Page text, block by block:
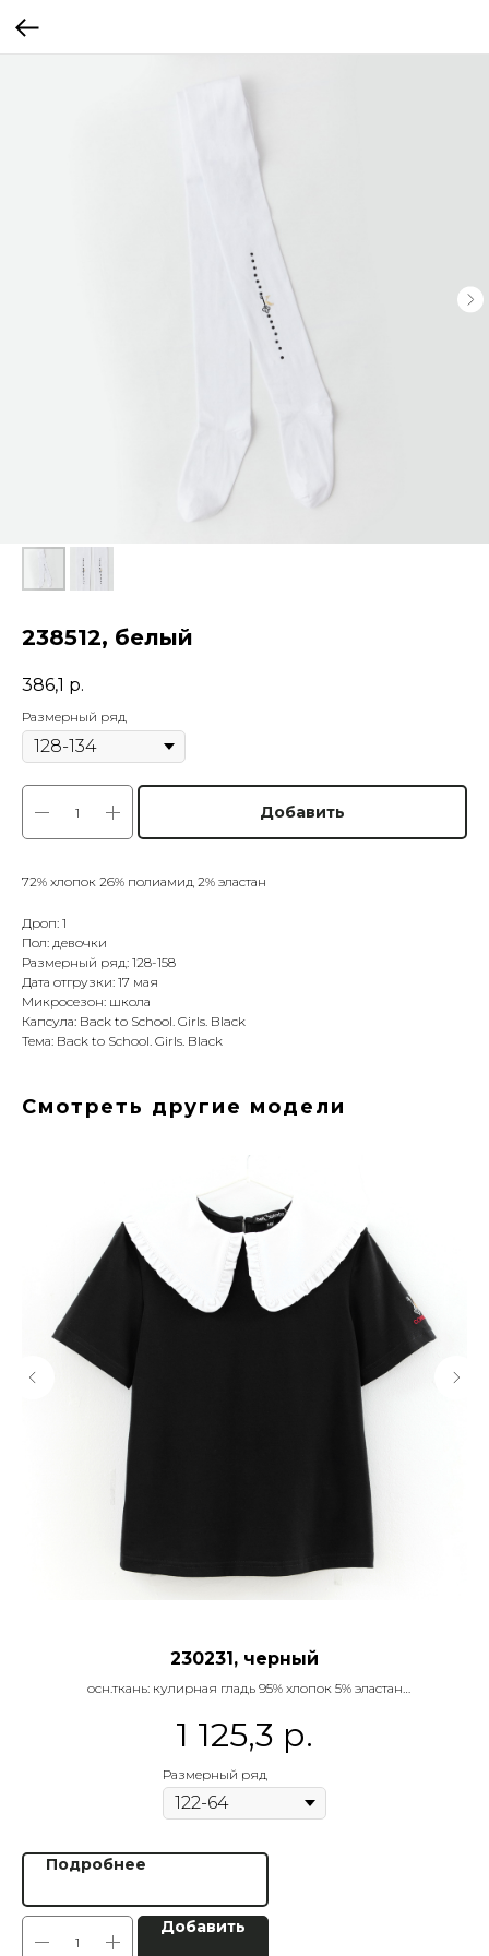
238512, белый
386,1 р.
Размерный ряд
Добавить
72% хлопок 26% полиамид 2% эластан
Дроп: 1
Пол: девочки
Размерный ряд: 128-158
Дата отгрузки: 17 мая
Микросезон: школа
Капсула: Back to School. Girls. Black
Тема: Back to School. Girls. Black
Смотреть другие модели
230231, черный
осн.ткань: кулирная гладь 95% хлопок 5% эластан
Название: джемпер
Дроп:1
Микросезон:
Дата отгрузки:17 мая
1 125,3 р.
Размерный ряд
Подробнее
Добавить